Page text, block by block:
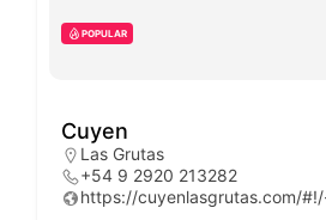
POPULAR
Cuyen
Las Grutas
+54 9 2920 213282
https://cuyenlasgrutas.com/